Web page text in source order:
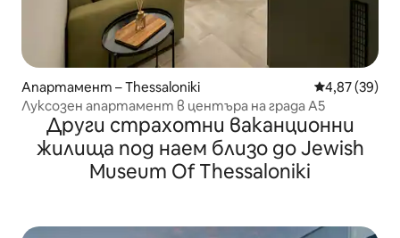
Апартамент – Thessaloniki Средна
4,87 (39)
Луксозен апартамент в центъра на града Α5
Други страхотни ваканционни
жилища под наем близо до Jewish
Museum Of Thessaloniki